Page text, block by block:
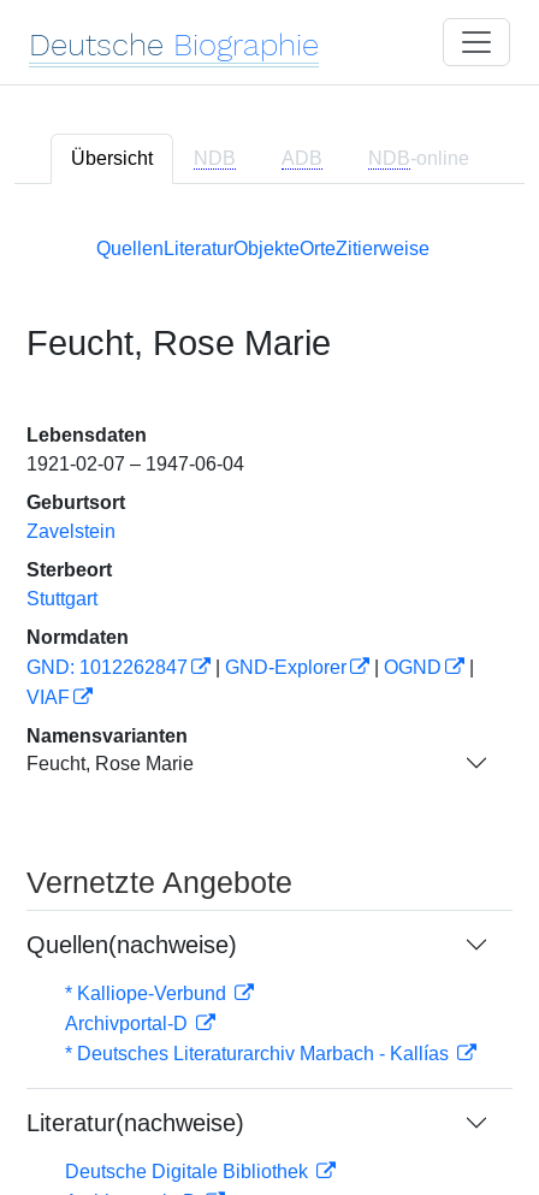
Deutsche Biographie
Übersicht NDB ADB NDB-online
Quellen LiteraturObjekteOrteZitierweise
Feucht, Rose Marie
Lebensdaten
1921-02-07 – 1947-06-04
Geburtsort
Zavelstein
Sterbeort
Stuttgart
Normdaten
GND: 1012262847
GND-Explorer OGND
VIAF
Namensvarianten
Feucht, Rose Marie
Vernetzte Angebote
Quellen(nachweise)
* Kalliope-Verbund
Archivportal-D
* Deutsches Literaturarchiv Marbach - Kallías
Literatur(nachweise)
Deutsche Digitale Bibliothek